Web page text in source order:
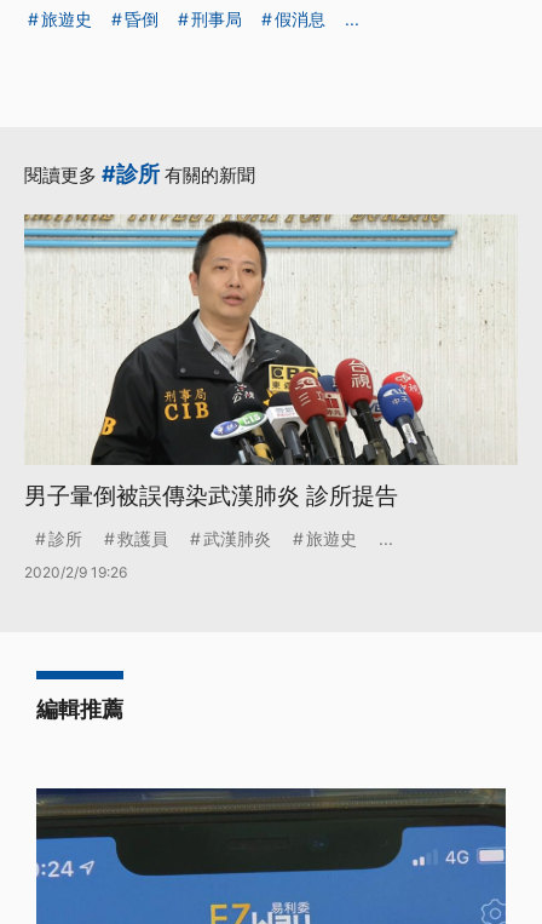
旅遊史 昏倒 刑事局 假消息 ...
閱讀更多 #診所 有關的新聞
男子暈倒被誤傳染武漢肺炎 診所提告
診所 救護員 武漢肺炎 旅遊史 ...
2020/2/9 19:26
編輯推薦